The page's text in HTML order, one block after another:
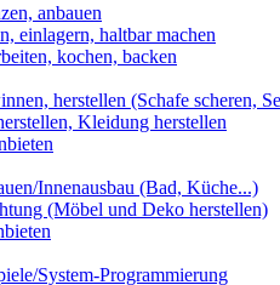
anbauen
einlagern, haltbar machen
kochen, backen
herstellen (Schafe scheren,
Kleidung herstellen
Innenausbau (Bad, Küche...)
(Möbel und Deko herstellen)
System-Programmierung